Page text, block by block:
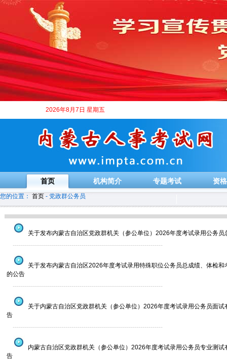
2026年8月7日 星期五
首页 机构简介 专题考试 资
您的位置： 首页 - 党政群公务员
关于发布内蒙古自治区党政群机关（参公单位）2026年度考试录用公务员
--------------------------------------------------------------------------
关于发布内蒙古自治区2026年度考试录用特殊职位公务员总成绩、体检和
的公告
--------------------------------------------------------------------------
关于内蒙古自治区党政群机关（参公单位）2026年度考试录用公务员面试
告
--------------------------------------------------------------------------
内蒙古自治区党政群机关（参公单位）2026年度考试录用公务员专业测试
告